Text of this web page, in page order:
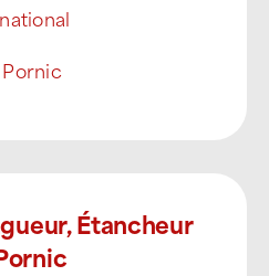
Étancheur